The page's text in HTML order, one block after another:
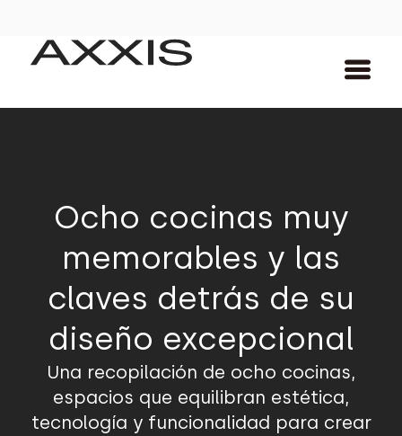
Ocho cocinas muy
memorables y las
claves detrás de su
diseño excepcional
Una recopilación de ocho cocinas,
espacios que equilibran estética,
tecnología y funcionalidad para crear